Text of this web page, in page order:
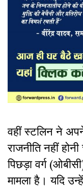
वहीं स्टलिन ने
राजनीति नहीं
पिछड़ा वर्ग
मामला है। यदि